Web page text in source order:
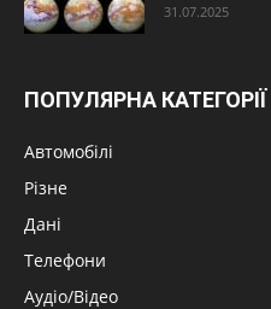
31.07.2025
ПОПУЛЯРНА КАТЕГОРІЇ
Автомобілі
Різне
Дані
Телефони
Аудіо/Відео